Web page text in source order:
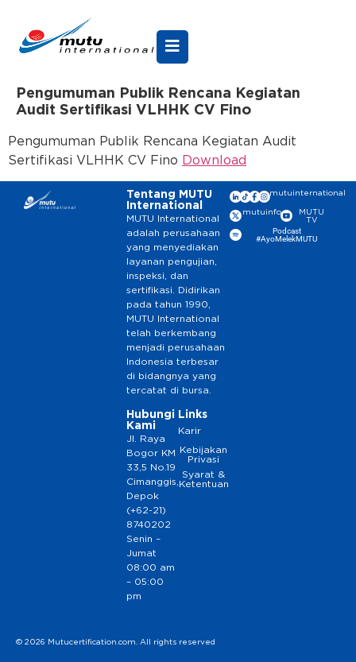
Pengumuman Publik Rencana Kegiatan
Audit Sertifikasi VLHHK CV Fino
Pengumuman Publik Rencana Kegiatan Audit
Sertifikasi VLHHK CV Fino Download
Tentang MUTU
International
MUTU International
adalah perusahaan
yang menyediakan
layanan pengujian,
inspeksi, dan
sertifikasi. Didirikan
pada tahun 1990,
MUTU International
telah berkembang
menjadi perusahaan
Indonesia terbesar
di bidangnya yang
tercatat di bursa.
Hubungi
Kami
Jl. Raya
Bogor KM
33,5 No.19
Cimanggis,
Depok
(+62-21)
8740202
Senin –
Jumat
08:00 am
– 05:00
pm
Links
Karir
Kebijakan
Privasi
Syarat &
Ketentuan
mutuinternational
mutuinfo
MUTU
TV
Podcast
#AyoMelekMUTU
© 2026 Mutucertification.com. All rights reserved